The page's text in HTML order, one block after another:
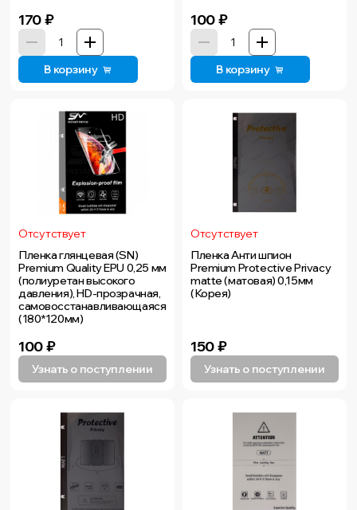
170₽
В корзину
100₽
В корзину
Отсутствует
Пленка глянцевая (SN)
Premium Quality EPU 0,25 мм
(полиуретан высокого
давления), HD-прозрачная,
самовосстанавливающаяся
(180*120мм)
100₽
Узнать о поступлении
Отсутствует
Пленка Анти шпион
Premium Protective Privacy
matte (матовая) 0,15мм
(Корея)
150₽
Узнать о поступлении